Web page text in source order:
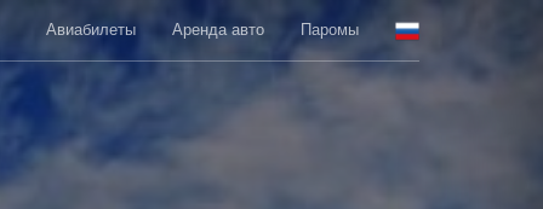
Авиабилеты Аренда авто Паромы